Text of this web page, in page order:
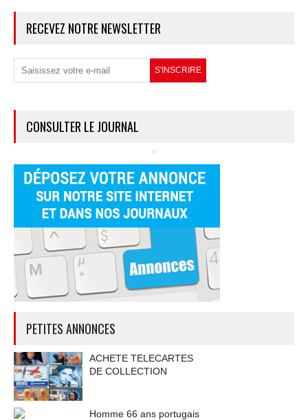
RECEVEZ NOTRE NEWSLETTER
CONSULTER LE JOURNAL
PETITES ANNONCES
ACHETE TELECARTES
DE COLLECTION
Homme 66 ans portugais